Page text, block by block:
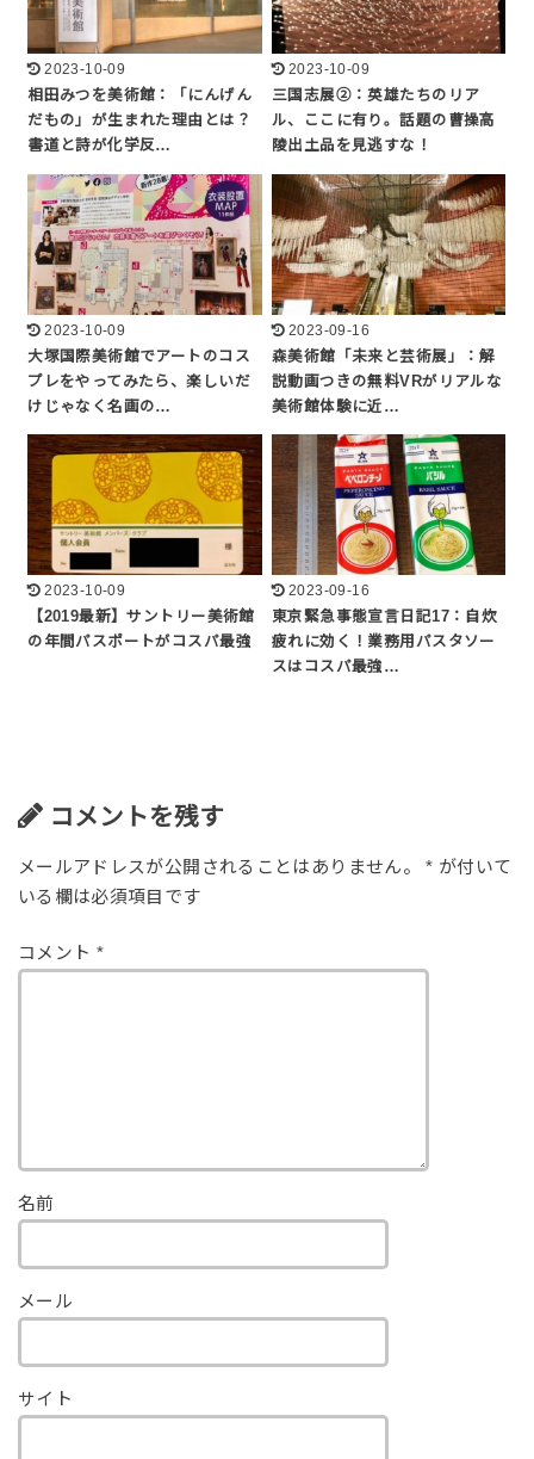
2023-10-09
相田みつを美術館：「にんげん
だもの」が生まれた理由とは？
書道と詩が化学反…
2023-10-09
三国志展②：英雄たちのリア
ル、ここに有り。話題の曹操高
陵出土品を見逃すな！
2023-10-09
大塚国際美術館でアートのコス
プレをやってみたら、楽しいだ
けじゃなく名画の…
2023-09-16
森美術館「未来と芸術展」：解
説動画つきの無料VRがリアルな
美術館体験に近…
2023-10-09
【2019最新】サントリー美術館
の年間パスポートがコスパ最強
2023-09-16
東京緊急事態宣言日記17：自炊
疲れに効く！業務用パスタソー
スはコスパ最強…
コメントを残す
メールアドレスが公開されることはありません。 * が付いて
いる欄は必須項目です
コメント *
名前
メール
サイト